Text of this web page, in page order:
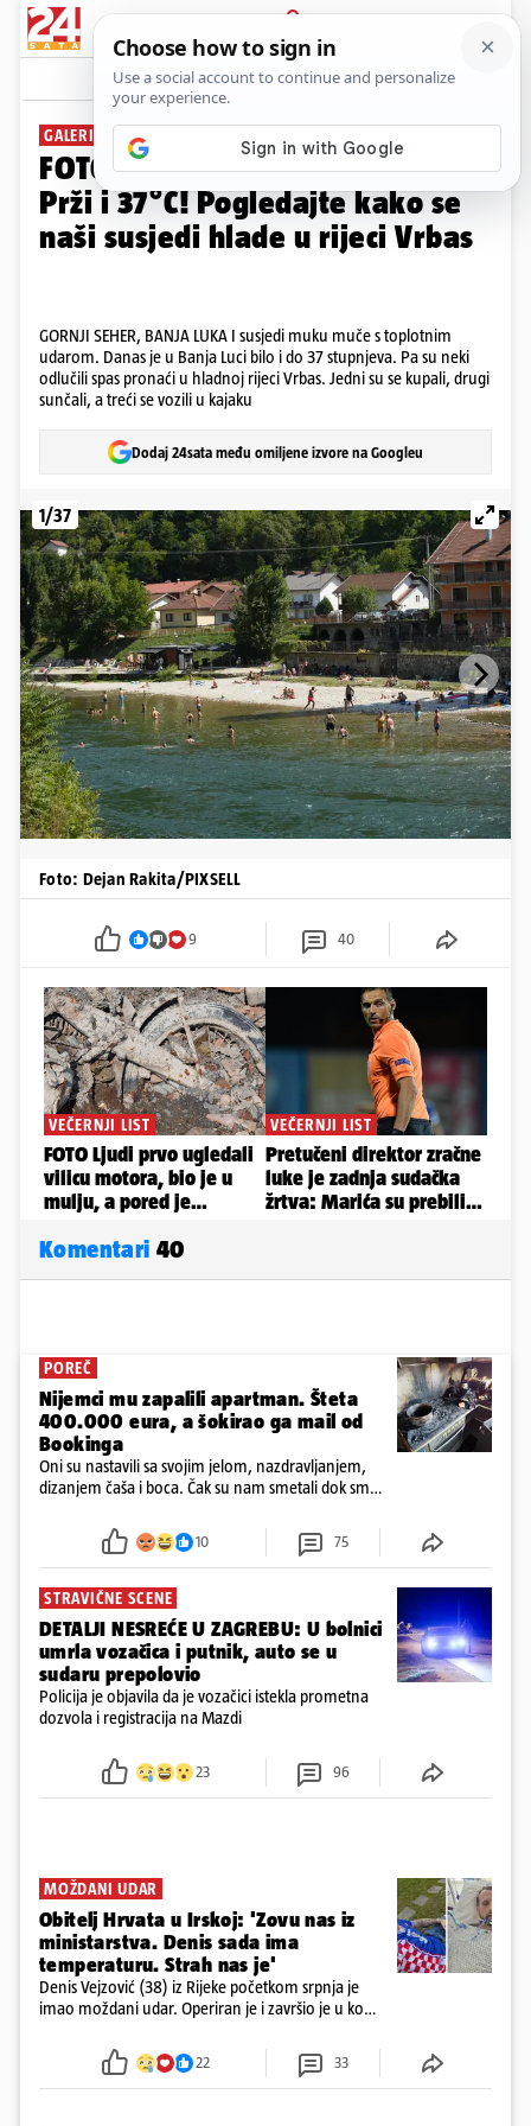
PRIJAVA
Galerija Komentari
GALERIJA
FOTO Banja Luka na sto muka:
Prži i 37°C! Pogledajte kako se
naši susjedi hlade u rijeci Vrbas
GORNJI SEHER, BANJA LUKA I susjedi muku muče s toplotnim
udarom. Danas je u Banja Luci bilo i do 37 stupnjeva. Pa su neki
odlučili spas pronaći u hladnoj rijeci Vrbas. Jedni su se kupali, drugi
sunčali, a treći se vozili u kajaku
Dodaj 24sata među omiljene izvore na Googleu
1/37
Foto: Dejan Rakita/PIXSELL
9 40
Komentari 40
POREČ
Nijemci mu zapalili apartman. Šteta
400.000 eura, a šokirao ga mail od
Bookinga
Oni su nastavili sa svojim jelom, nazdravljanjem,
dizanjem čaša i boca. Čak su nam smetali dok smo
požar, rekao je vlasnik
10 75
STRAVIČNE SCENE
DETALJI NESREĆE U ZAGREBU: U bolnici
umrla vozačica i putnik, auto se u
sudaru prepolovio
Policija je objavila da je vozačici istekla prometna
dozvola i registracija na Mazdi
23 96
MOŽDANI UDAR
Obitelj Hrvata u Irskoj: 'Zovu nas iz
ministarstva. Denis sada ima
temperaturu. Strah nas je'
Denis Vejzović (38) iz Rijeke početkom srpnja je
imao moždani udar. Operiran je i završio je u komi.
tamošnji liječnici ne vjeruju u oporavak: 'Imamo
22 33